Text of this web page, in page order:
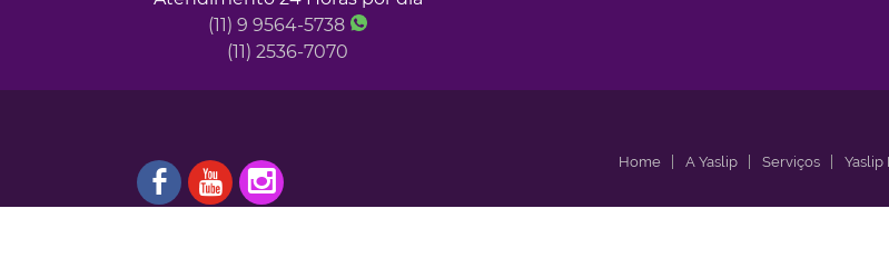
(11) 9 9564-5738
(11) 2536-7070
Home A Yaslip Serviços Yaslip